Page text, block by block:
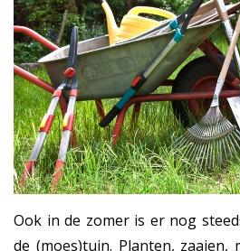
Ook in de zomer is er nog
de (moes)tuin. Planten, zaaien,